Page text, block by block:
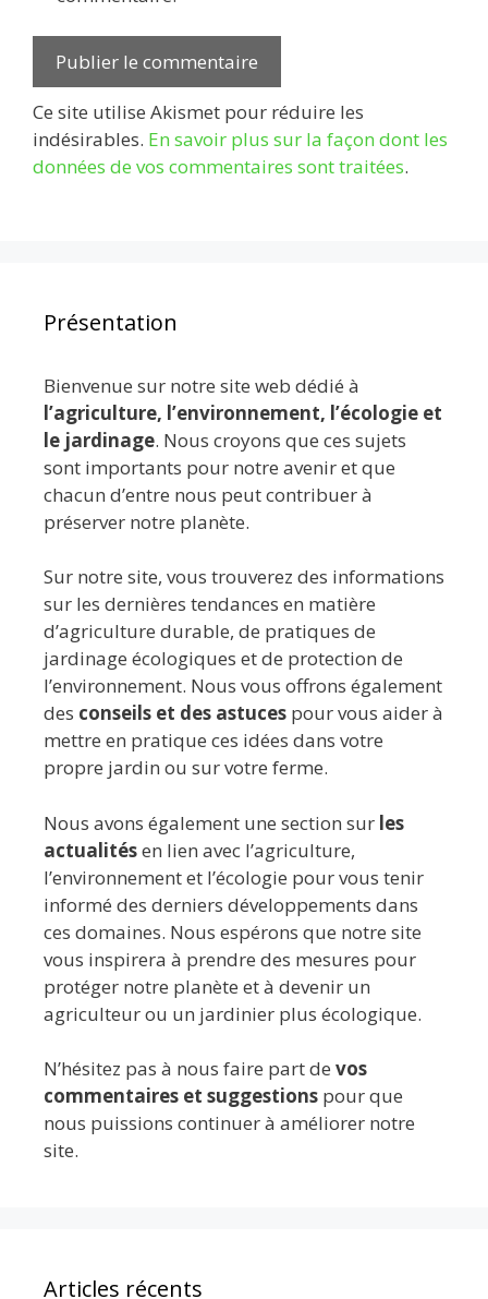
Ce site utilise Akismet pour réduire les
indésirables. En savoir plus sur la façon dont les
données de vos commentaires sont traitées.
Présentation
Bienvenue sur notre site web dédié à
l’agriculture, l’environnement, l’écologie et
le jardinage. Nous croyons que ces sujets
sont importants pour notre avenir et que
chacun d’entre nous peut contribuer à
préserver notre planète.
Sur notre site, vous trouverez des informations
sur les dernières tendances en matière
d’agriculture durable, de pratiques de
jardinage écologiques et de protection de
l’environnement. Nous vous offrons également
des conseils et des astuces pour vous aider à
mettre en pratique ces idées dans votre
propre jardin ou sur votre ferme.
Nous avons également une section sur les
actualitésen lien avec l’agriculture,
l’environnement et l’écologie pour vous tenir
informé des derniers développements dans
ces domaines. Nous espérons que notre site
vous inspirera à prendre des mesures pour
protéger notre planète et à devenir un
agriculteur ou un jardinier plus écologique.
N’hésitez pas à nous faire part de vos
commentaires et suggestions pour que
nous puissions continuer à améliorer notre
site.
Articles récents